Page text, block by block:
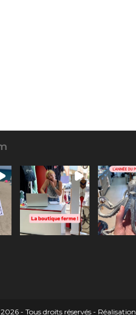
- Tous droits réservés - Réalisation